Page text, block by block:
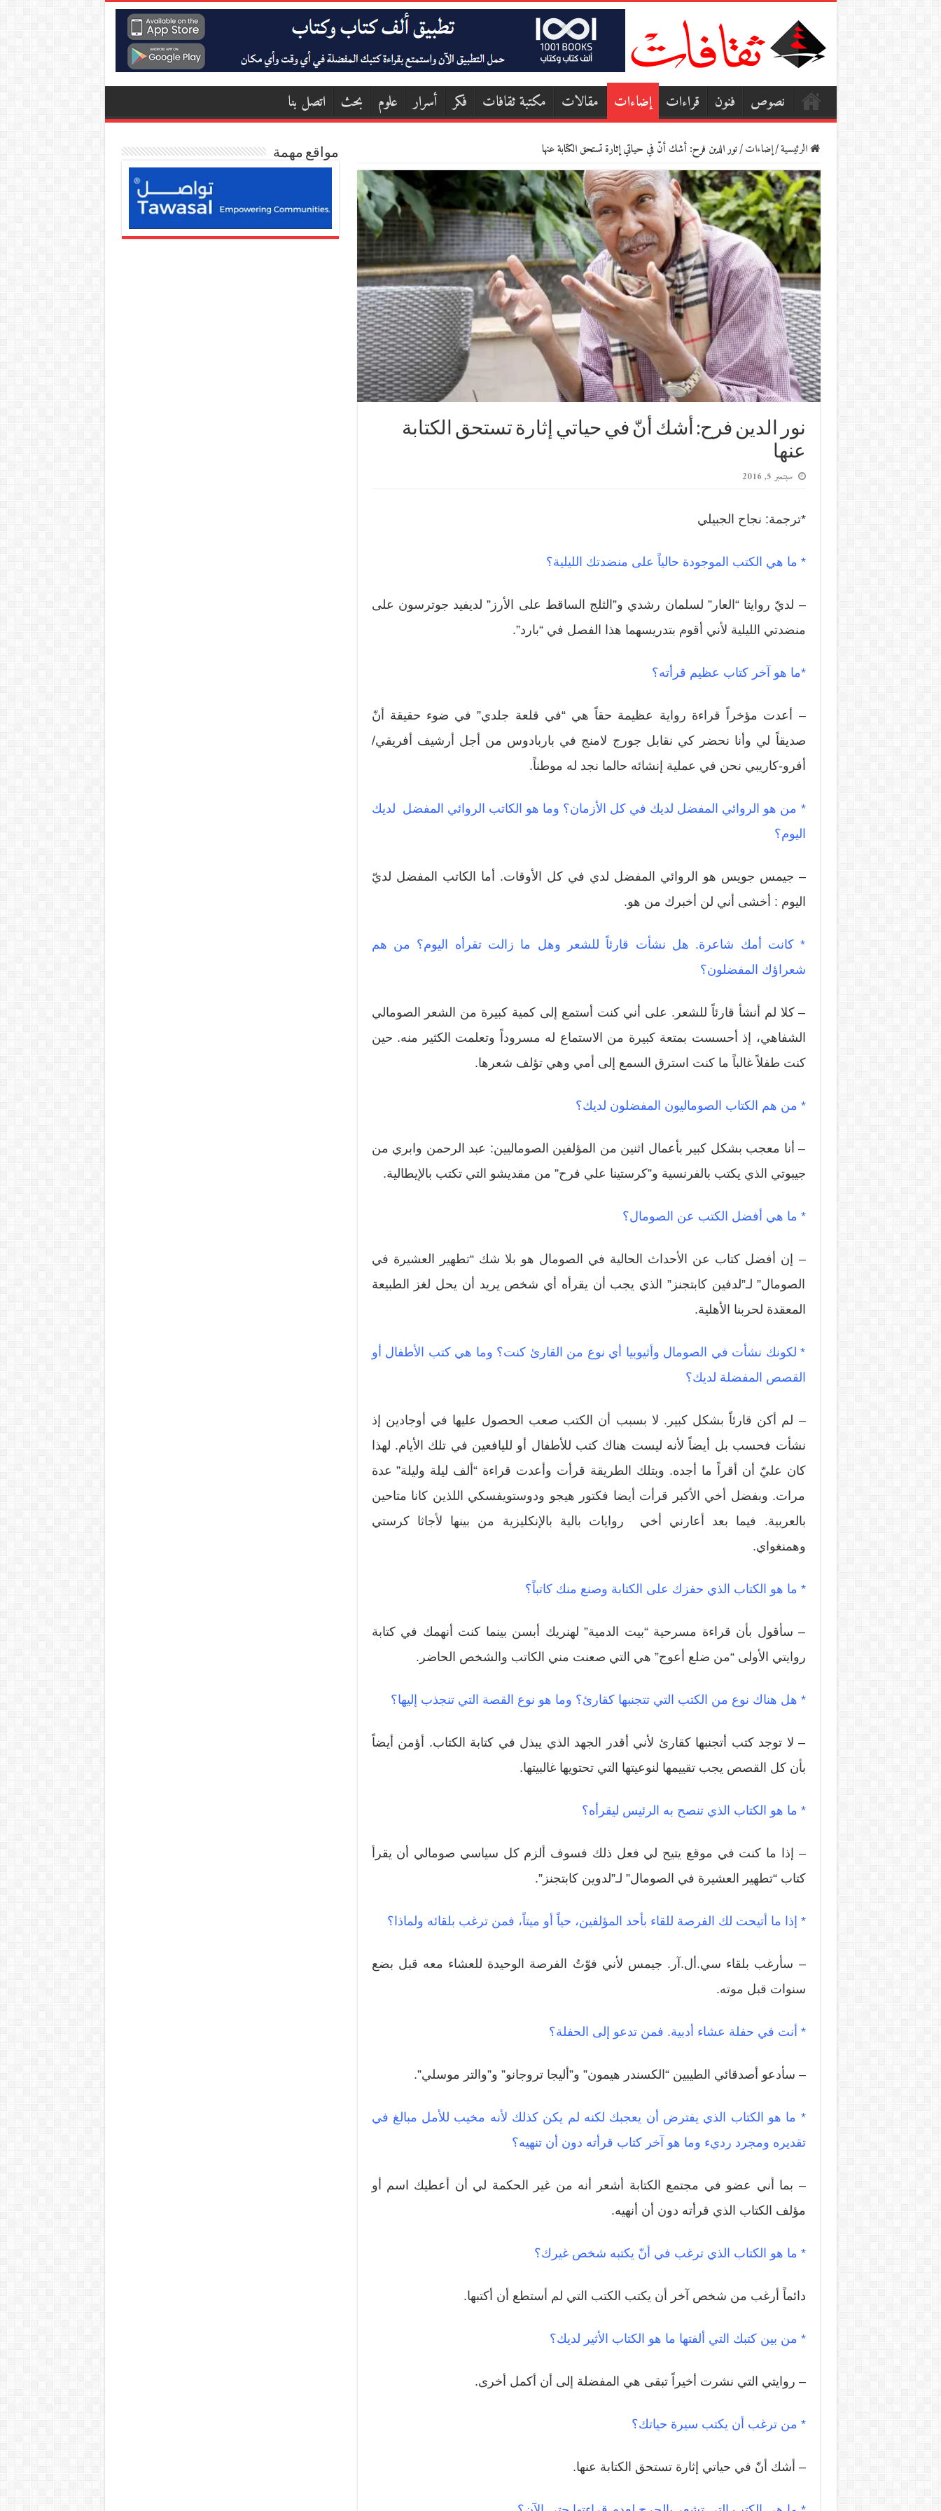
نصوص فنون قراءات إضاءات مقالات مكتبة ثقافات فكر أسرار علوم بحث اتصل بنا
الرئيسية/إضاءات/نور الدين فرح: أشك أنّ في حياتي إثارة تستحق الكتابة عنها
نور الدين فرح: أشك أنّ في حياتي إثارة تستحق الكتابة
عنها
سبتمبر 5, 2016
*ترجمة: نجاح الجبيلي
* ما هي الكتب الموجودة حالياً على منضدتك الليلية؟
– لديّ روايتا “العار” لسلمان رشدي و”الثلج الساقط على الأرز” لديفيد جوترسون على
منضدتي الليلية لأني أقوم بتدريسهما هذا الفصل في “بارد”.
*ما هو آخر كتاب عظيم قرأته؟
– أعدت مؤخراً قراءة رواية عظيمة حقاً هي “في قلعة جلدي” في ضوء حقيقة أنّ
صديقاً لي وأنا نحضر كي نقابل جورج لامنج في باربادوس من أجل أرشيف أفريقي/
أفرو-كاريبي نحن في عملية إنشائه حالما نجد له موطناً.
* من هو الروائي المفضل لديك في كل الأزمان؟ وما هو الكاتب الروائي المفضل لديك
اليوم؟
– جيمس جويس هو الروائي المفضل لدي في كل الأوقات. أما الكاتب المفضل لديّ
اليوم : أخشى أني لن أخبرك من هو.
* كانت أمك شاعرة. هل نشأت قارئاً للشعر وهل ما زالت تقرأه اليوم؟ من هم
شعراؤك المفضلون؟
– كلا لم أنشأ قارئاً للشعر. على أني كنت أستمع إلى كمية كبيرة من الشعر الصومالي
الشفاهي، إذ أحسست بمتعة كبيرة من الاستماع له مسروداً وتعلمت الكثير منه. حين
كنت طفلاً غالباً ما كنت استرق السمع إلى أمي وهي تؤلف شعرها.
* من هم الكتاب الصوماليون المفضلون لديك؟
– أنا معجب بشكل كبير بأعمال اثنين من المؤلفين الصوماليين: عبد الرحمن وابري من
جيبوتي الذي يكتب بالفرنسية و”كرستينا علي فرح” من مقديشو التي تكتب بالإيطالية.
* ما هي أفضل الكتب عن الصومال؟
– إن أفضل كتاب عن الأحداث الحالية في الصومال هو بلا شك “تطهير العشيرة في
الصومال” لـ”لدفين كابتجنز” الذي يجب أن يقرأه أي شخص يريد أن يحل لغز الطبيعة
المعقدة لحربنا الأهلية.
* لكونك نشأت في الصومال وأثيوبيا أي نوع من القارئ كنت؟ وما هي كتب الأطفال أو
القصص المفضلة لديك؟
– لم أكن قارئاً بشكل كبير. لا بسبب أن الكتب صعب الحصول عليها في أوجادين إذ
نشأت فحسب بل أيضاً لأنه ليست هناك كتب للأطفال أو لليافعين في تلك الأيام. لهذا
كان عليّ أن أقراً ما أجده. وبتلك الطريقة قرأت وأعدت قراءة “ألف ليلة وليلة” عدة
مرات. وبفضل أخي الأكبر قرأت أيضا فكتور هيجو ودوستويفسكي اللذين كانا متاحين
بالعربية. فيما بعد أعارني أخي روايات بالية بالإنكليزية من بينها لأجاثا كرستي
وهمنغواي.
* ما هو الكتاب الذي حفزك على الكتابة وصنع منك كاتباً؟
– سأقول بأن قراءة مسرحية “بيت الدمية” لهنريك أبسن بينما كنت أنهمك في كتابة
روايتي الأولى “من ضلع أعوج” هي التي صعنت مني الكاتب والشخص الحاضر.
* هل هناك نوع من الكتب التي تتجنبها كقارئ؟ وما هو نوع القصة التي تنجذب إليها؟
– لا توجد كتب أتجنبها كقارئ لأني أقدر الجهد الذي يبذل في كتابة الكتاب. أؤمن أيضاً
بأن كل القصص يجب تقييمها لنوعيتها التي تحتويها غالبيتها.
* ما هو الكتاب الذي تنصح به الرئيس ليقرأه؟
– إذا ما كنت في موقع يتيح لي فعل ذلك فسوف ألزم كل سياسي صومالي أن يقرأ
كتاب “تطهير العشيرة في الصومال” لـ”لدوين كابتجنز”.
* إذا ما أتيحت لك الفرصة للقاء بأحد المؤلفين، حياً أو ميتاً، فمن ترغب بلقائه ولماذا؟
– سأرغب بلقاء سي.أل.آر. جيمس لأني فوّتُ الفرصة الوحيدة للعشاء معه قبل بضع
سنوات قبل موته.
* أنت في حفلة عشاء أدبية. فمن تدعو إلى الحفلة؟
– سأدعو أصدقائي الطيبين “الكسندر هيمون” و”أليجا تروجانو” و”والتر موسلي”.
* ما هو الكتاب الذي يفترض أن يعجبك لكنه لم يكن كذلك لأنه مخيب للأمل مبالغ في
تقديره ومجرد رديء وما هو آخر كتاب قرأته دون أن تنهيه؟
– بما أني عضو في مجتمع الكتابة أشعر أنه من غير الحكمة لي أن أعطيك اسم أو
مؤلف الكتاب الذي قرأته دون أن أنهيه.
* ما هو الكتاب الذي ترغب في أنّ يكتبه شخص غيرك؟
دائماً أرغب من شخص آخر أن يكتب الكتب التي لم أستطع أن أكتبها.
* من بين كتبك التي ألفتها ما هو الكتاب الأثير لديك؟
– روايتي التي نشرت أخيراً تبقى هي المفضلة إلى أن أكمل أخرى.
* من ترغب أن يكتب سيرة حياتك؟
– أشك أنّ في حياتي إثارة تستحق الكتابة عنها.
مواقع مهمة